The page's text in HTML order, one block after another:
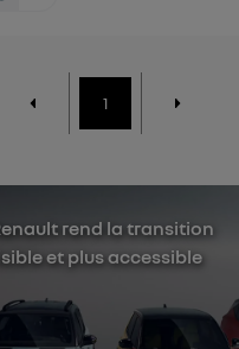
1
rend la transition
et plus accessible